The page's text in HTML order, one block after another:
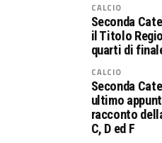
CALCIO
Seconda
il Titolo
quarti di
CALCIO
Seconda
ultimo
racconto
C, D ed F